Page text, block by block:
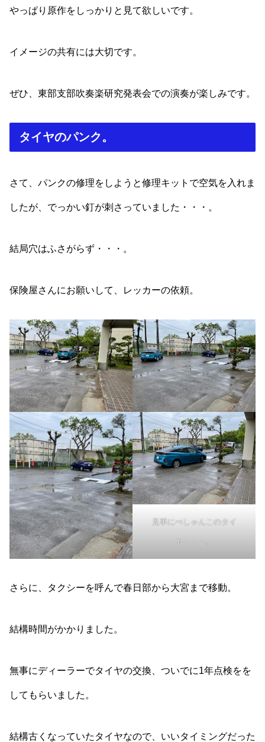
やっぱり原作をしっかりと見て欲しいです。
イメージの共有には大切です。
ぜひ、東部支部吹奏楽研究発表会での演奏が楽しみです。
タイヤのパンク。
さて、パンクの修理をしようと修理キットで空気を入れま
したが、でっかい釘が刺さっていました・・・。
結局穴はふさがらず・・・。
保険屋さんにお願いして、レッカーの依頼。
見事にぺしゃんこのタイ
ヤ・・・。
さらに、タクシーを呼んで春日部から大宮まで移動。
結構時間がかかりました。
無事にディーラーでタイヤの交換、ついでに1年点検をを
してもらいました。
結構古くなっていたタイヤなので、いいタイミングだった